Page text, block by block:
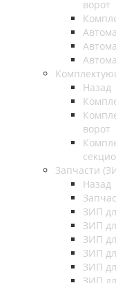
ворот
Назад
ворот
Запчасти
Назад
ЗИП
ЗИП
ЗИП
ЗИП
ЗИП